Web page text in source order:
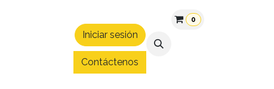
Patrocinios Convenios
Iniciar sesión
Contáctenos
0